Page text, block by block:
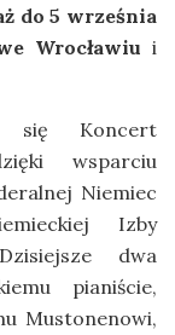
do 5 września
Wrocławiu i
się Koncert
wsparciu
Niemiec
Izby
dwa
pianiście,
Mustonenowi,